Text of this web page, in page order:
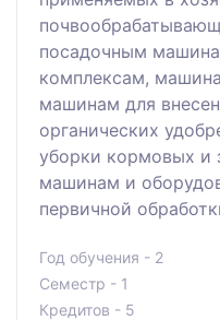
посадочным
комплексам,
машинам для
органических
уборки кормовых и
машинам и
первичной
Год обучения - 2
Семестр - 1
Кредитов - 5